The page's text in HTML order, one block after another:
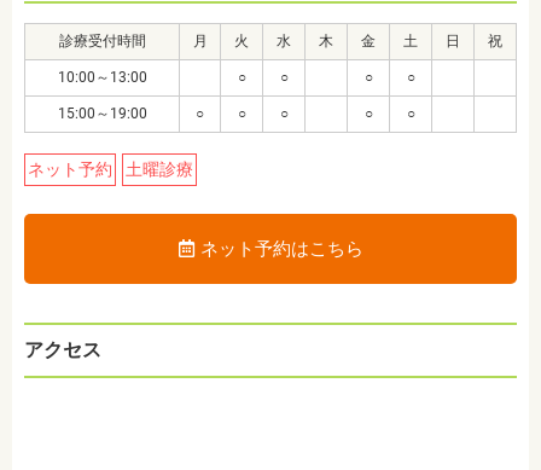
診療受付時間 月 火 水 木 金 土 日 祝
10:00～13:00 ○ ○ ○ ○
15:00～19:00 ○ ○ ○ ○ ○
ネット予約 土曜診療
ネット予約はこちら
アクセス